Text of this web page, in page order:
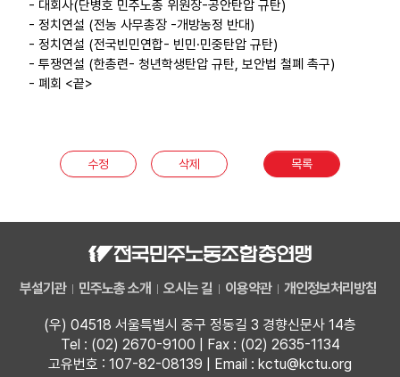
- 대회사(단병호 민주노총 위원장-공안탄압 규탄)
- 정치연설 (전농 사무총장 -개방농정 반대)
- 정치연설 (전국빈민연합- 빈민·민중탄압 규탄)
- 투쟁연설 (한총련- 청년학생탄압 규탄, 보안법 철폐 촉구)
- 폐회 <끝>
수정 삭제 목록
부설기관 민주노총 소개 오시는 길 이용약관 개인정보처리방침
(우) 04518 서울특별시 중구 정동길 3 경향신문사 14층
Tel : (02) 2670-9100 | Fax : (02) 2635-1134
고유번호 : 107-82-08139 | Email : kctu@kctu.org